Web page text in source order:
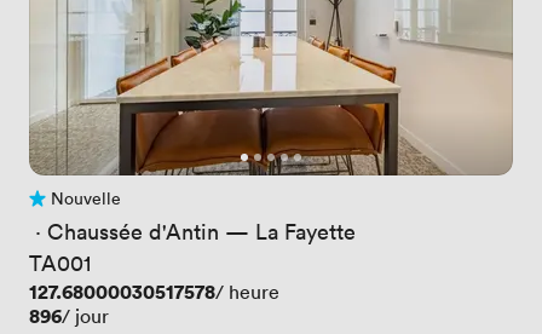
Pas encore d'avis
Nouvelle
· Chaussée d'Antin — La Fayette
TA001
Prix
127.68000030517578/ heure
Prix
896/ jour